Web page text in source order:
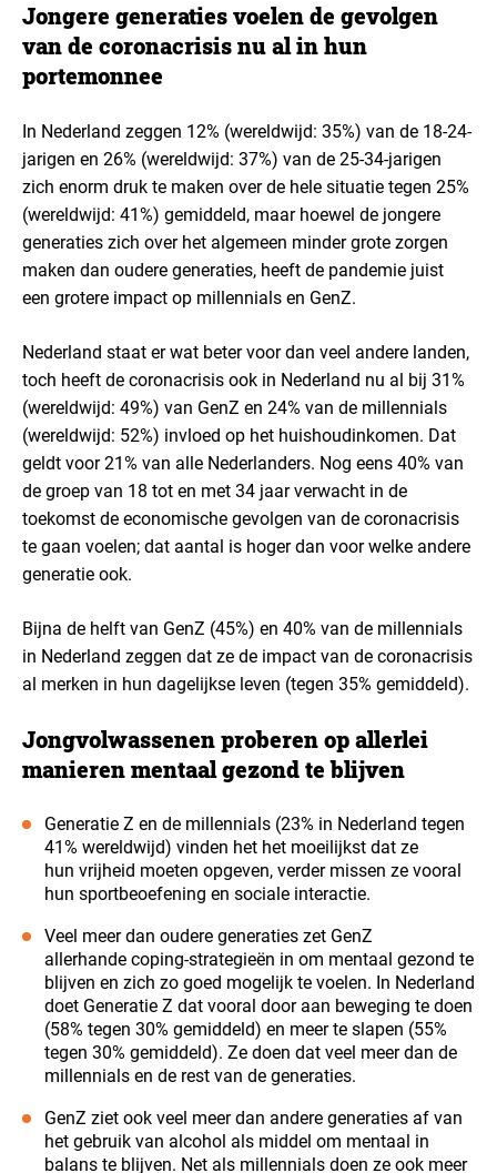
Jongere generaties voelen de gevolgen
van de coronacrisis nu al in hun
portemonnee
In Nederland zeggen 12% (wereldwijd: 35%) van de 18-24-
jarigen en 26% (wereldwijd: 37%) van de 25-34-jarigen
zich enorm druk te maken over de hele situatie tegen 25%
(wereldwijd: 41%) gemiddeld, maar hoewel de jongere
generaties zich over het algemeen minder grote zorgen
maken dan oudere generaties, heeft de pandemie juist
een grotere impact op millennials en GenZ.
Nederland staat er wat beter voor dan veel andere landen,
toch heeft de coronacrisis ook in Nederland nu al bij 31%
(wereldwijd: 49%) van GenZ en 24% van de millennials
(wereldwijd: 52%) invloed op het huishoudinkomen. Dat
geldt voor 21% van alle Nederlanders. Nog eens 40% van
de groep van 18 tot en met 34 jaar verwacht in de
toekomst de economische gevolgen van de coronacrisis
te gaan voelen; dat aantal is hoger dan voor welke andere
generatie ook.
Bijna de helft van GenZ (45%) en 40% van de millennials
in Nederland zeggen dat ze de impact van de coronacrisis
al merken in hun dagelijkse leven (tegen 35% gemiddeld).
Jongvolwassenen proberen op allerlei
manieren mentaal gezond te blijven
Generatie Z en de millennials (23% in Nederland tegen
41% wereldwijd) vinden het het moeilijkst dat ze
hun vrijheid moeten opgeven, verder missen ze vooral
hun sportbeoefening en sociale interactie.
Veel meer dan oudere generaties zet GenZ
allerhande coping-strategieën in om mentaal gezond te
blijven en zich zo goed mogelijk te voelen. In Nederland
doet Generatie Z dat vooral door aan beweging te doen
(58% tegen 30% gemiddeld) en meer te slapen (55%
tegen 30% gemiddeld). Ze doen dat veel meer dan de
millennials en de rest van de generaties.
GenZ ziet ook veel meer dan andere generaties af van
het gebruik van alcohol als middel om mentaal in
balans te blijven. Net als millennials doen ze ook meer